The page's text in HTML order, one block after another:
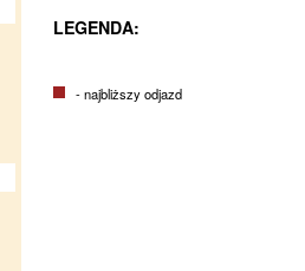
LEGENDA:
- najbliższy odjazd